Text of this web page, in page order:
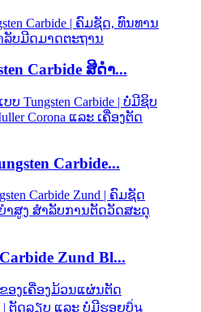
Carbide ສີດຳ...
Carbide...
Zund Bl...